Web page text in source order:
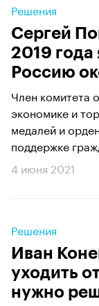
Решения
Сергей
2019 года
Россию
Член комитета
экономике и
медалей и
поддержке
4 июня 2021
Решения
Иван
уходить
нужно